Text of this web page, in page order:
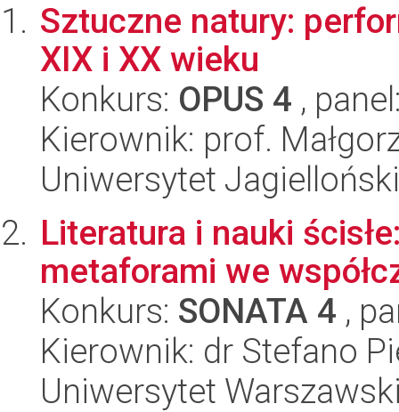
Sztuczne natury:
XIX i XX wieku
Konkurs: OPUS 4 ,
Kierownik: prof.
Uniwersytet
Literatura i nauki
metaforami we
Konkurs: SONATA 4 ,
Kierownik: dr Stefano
Uniwersytet